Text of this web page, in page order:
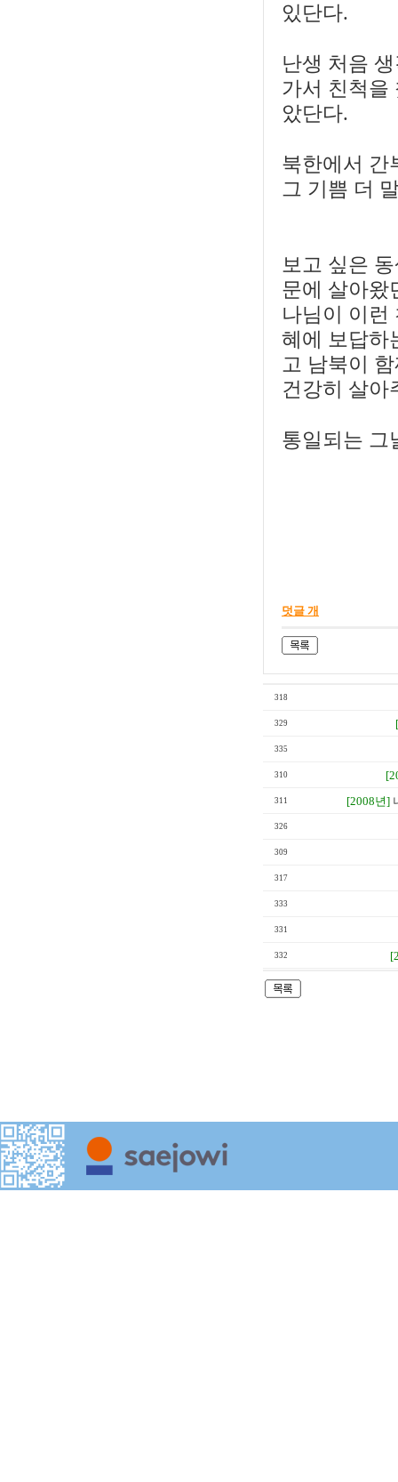
있단다.
난생 처음
가서 친척을
았단다.
북한에서 간
그 기쁨 더
보고 싶은
문에 살아왔
나님이 이런
혜에 보답하
고 남북이
건강히 살아
통일되는 그
덧글 개
318
329
335
310
311 [2008년]
326
309
317
333
331
332